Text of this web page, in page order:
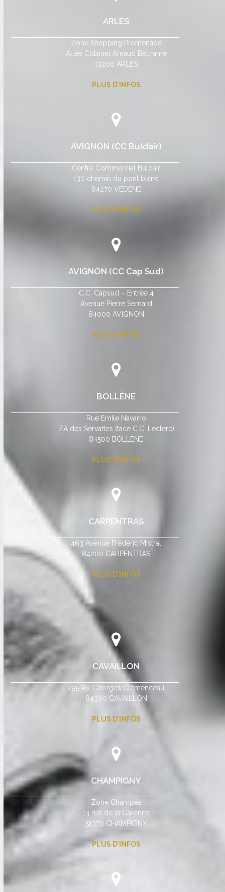
ARLES
Zone Shopping Promenade
Allée Colonel Arnaud Beltrame
13200 ARLES
PLUS D’INFOS
AVIGNON (CC Buldair)
Centre Commercial Buldair
130 chemin du pont blanc
84270 VEDÈNE
PLUS D’INFOS
AVIGNON (CC Cap Sud)
C.C. Capsud – Entrée 4
Avenue Pierre Semard
84000 AVIGNON
PLUS D’INFOS
BOLLÈNE
Rue Emile Navarro
ZA des Servattes (face C.C. Leclerc)
84500 BOLLENE
PLUS D’INFOS
CARPENTRAS
463 Avenue Frédéric Mistral
84200 CARPENTRAS
PLUS D’INFOS
CAVAILLON
295 Av. Georges Clémenceau
84300 CAVAILLON
PLUS D’INFOS
CHAMPIGNY
Zone Champéa
13 rue de la Garenne
51370 CHAMPIGNY
PLUS D’INFOS